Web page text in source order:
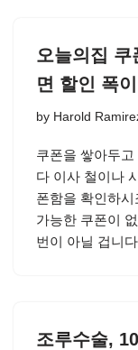
오늘의집
면 할인 폭
by Harold
쿠폰을 쌓아두
다 이사 철이나
폰함을 확인하시
가능한 쿠폰이
번이 아닐 겁니
조루수술,